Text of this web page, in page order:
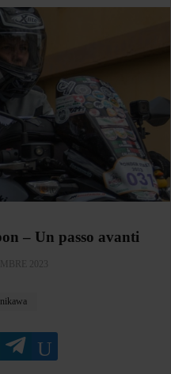
– Un passo avanti
2023